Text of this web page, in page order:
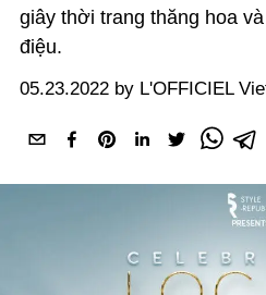
giây thời trang thăng hoa
điệu.
05.23.2022 by L'OFFICIEL